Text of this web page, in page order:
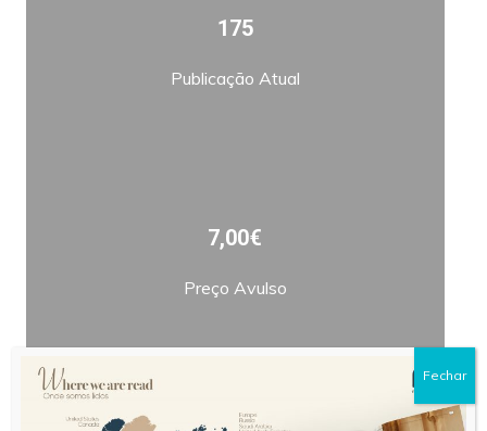
175
Publicação Atual
7,00€
Preço Avulso
Fechar